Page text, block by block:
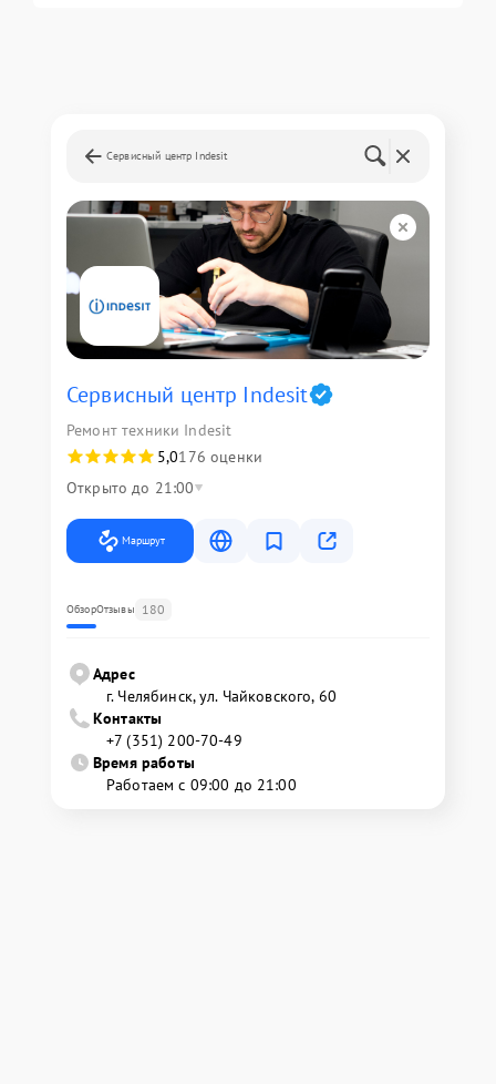
Сервисный центр Indesit
Сервисный центр Indesit
Ремонт техники Indesit
5,0176 оценки
Открыто до 21:00
Маршрут
ОбзорОтзывы 180
Адрес
г. Челябинск, ул. Чайковского, 60
Контакты
+7 (351) 200-70-49
Время работы
Работаем с 09:00 до 21:00